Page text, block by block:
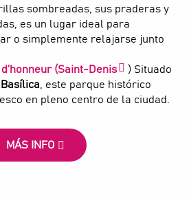
sombreadas, sus praderas y
es un lugar ideal para
o simplemente relajarse junto
(Saint-Denis
) Situado
, este parque histórico
en pleno centro de la ciudad.
MÁS INFO